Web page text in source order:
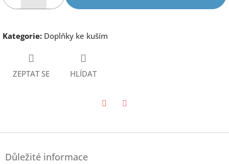
Kategorie: Doplňky ke kuším
ZEPTAT SE HLÍDAT
Důležité informace